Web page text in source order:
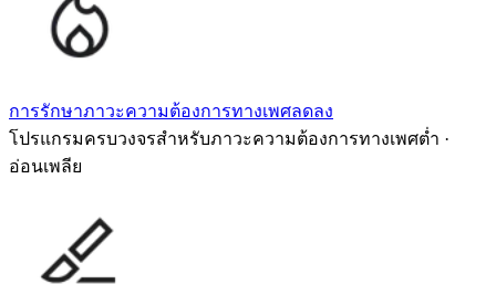
การรักษาภาวะความต้องการทางเพศลดลง
โปรแกรมครบวงจรสำหรับภาวะความต้องการทางเพศต่ำ ·
อ่อนเพลีย